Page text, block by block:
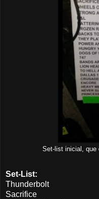
Set-list inicial, que
Set-List:
Thunderbolt
Sacrifice